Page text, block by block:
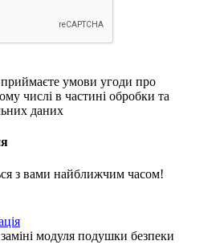
умови угоди про
числі в частині обробки та
даних
з вами найближчим часом!
модуля подушки безпеки